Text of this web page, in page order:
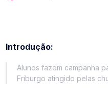
Introdução:
Alunos fazem campanha
Friburgo atingido pelas